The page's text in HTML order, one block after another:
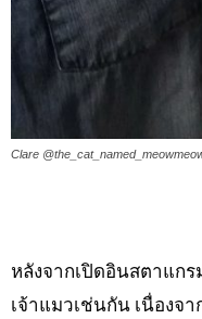
Clare
หลังจากเปิดอินสตาแก
เจ้าแมวเช่นกัน เนื่องจ